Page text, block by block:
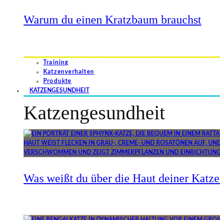
Warum du einen Kratzbaum brauchst
Training
Katzenverhalten
Produkte
KATZENGESUNDHEIT
Katzengesundheit
Was weißt du über die Haut deiner